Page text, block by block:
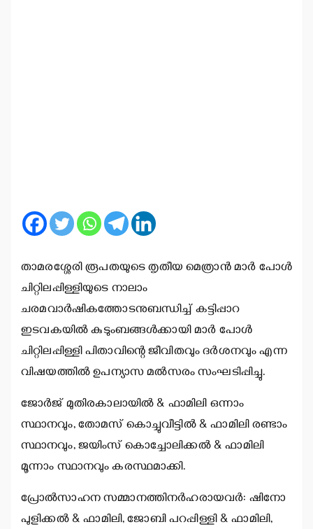
താമരശ്ശേരി രൂപതയുടെ തൃതീയ മെത്രാന്‍ മാര്‍ പോള്‍
ചിറ്റിലപ്പിള്ളിയുടെ നാലാം
ചരമവാര്‍ഷികത്തോടനുബന്ധിച്ച് കട്ടിപ്പാറ
ഇടവകയില്‍ കുടുംബങ്ങള്‍ക്കായി മാര്‍ പോള്‍
ചിറ്റിലപ്പിള്ളി പിതാവിന്റെ ജീവിതവും ദര്‍ശനവും എന്ന
വിഷയത്തില്‍ ഉപന്യാസ മല്‍സരം സംഘടിപ്പിച്ചു.
ജോര്‍ജ് മുതിരകാലായില്‍ & ഫാമിലി ഒന്നാം
സ്ഥാനവും, തോമസ് കൊച്ചുവീട്ടില്‍ & ഫാമിലി രണ്ടാം
സ്ഥാനവും, ജയിംസ് കൊച്ചോലിക്കല്‍ & ഫാമിലി
മൂന്നാം സ്ഥാനവും കരസ്ഥമാക്കി.
പ്രോല്‍സാഹന സമ്മാനത്തിനര്‍ഹരായവര്‍: ഷിനോ
പുളിക്കല്‍ & ഫാമിലി, ജോബി പറപ്പിള്ളി & ഫാമിലി,